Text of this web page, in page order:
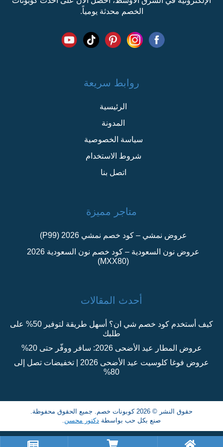
الخصم محدثة يومياً.
روابط سريعة
الرئيسية
المدونة
سياسة الخصوصية
شروط الاستخدام
اتصل بنا
متاجر مميزة
عروض نمشي – كود خصم نمشي 2026 (P99)
عروض نون السعودية – كود خصم نون السعودية 2026
(MXX80)
أحدث المقالات
كيف أستخدم كود خصم شي ان؟ أسهل طريقة لتوفير 50% على
طلبك
عروض المطار عيد الأضحى 2026: سافر ووفّر حتى 20%
عروض فوغا كلوسيت عيد الأضحى 2026 | تخفيضات تصل إلى
80%
حقوق النشر © 2026 كوبونات خصم. جميع الحقوق محفوظة.
صنع بكل حب بواسطة دكتور محسن.